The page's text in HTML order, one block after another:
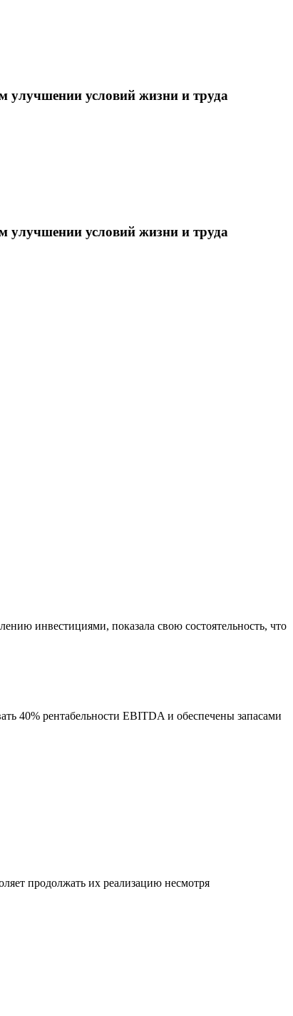
улучшении условий жизни и труда
улучшении условий жизни и труда
инвестициями, показала свою состоятельность, что
40% рентабельности EBITDA и обеспечены запасами
продолжать их реализацию несмотря